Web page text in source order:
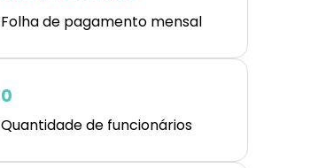
Folha de pagamento mensal
0
Quantidade de funcionários